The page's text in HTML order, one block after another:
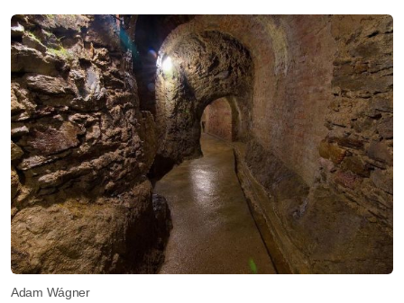
Adam Wágner